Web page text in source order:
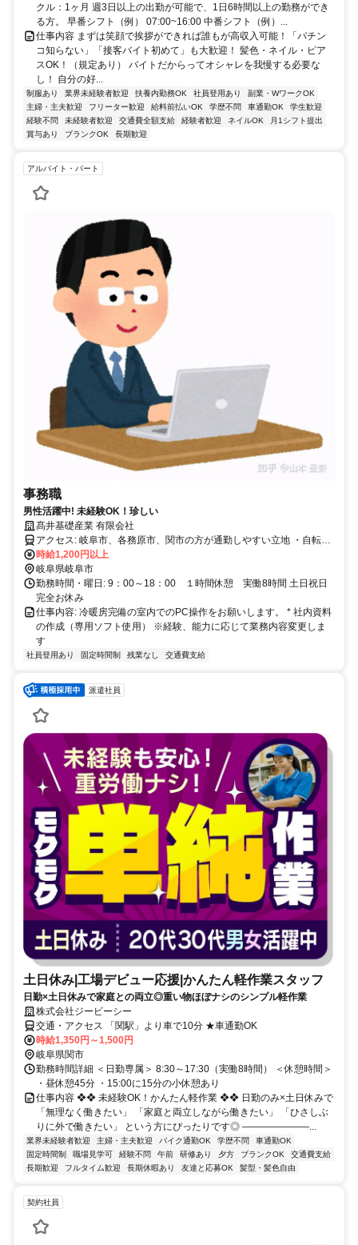
クル：1ヶ月 週3日以上の出勤が可能で、1日6時間以上の勤務ができ
る方。 早番シフト（例） 07:00~16:00 中番シフト（例）...
仕事内容 まずは笑顔で挨拶ができれば誰もが高収入可能！「パチン
コ知らない」「接客バイト初めて」も大歓迎！ 髪色・ネイル・ピア
スOK！（規定あり） バイトだからってオシャレを我慢する必要な
し！ 自分の好...
制服あり 業界未経験者歓迎 扶養内勤務OK 社員登用あり
副業・WワークOK
主婦・主夫歓迎
フリーター歓迎 給料前払いOK 学歴不問 車通勤OK
学生歓迎
経験不問
未経験者歓迎 交通費全額支給 経験者歓迎 ネイルOK
月1シフト提出
賞与あり
ブランクOK 長期歓迎
アルバイト・パート
事務職
男性活躍中! 未経験OK！珍しい
髙井基礎産業 有限会社
アクセス: 岐阜市、各務原市、関市の方が通勤しやすい立地 ・自転
車・バイク・車通勤OK
時給1,200円以上
岐阜県岐阜市
勤務時間・曜日: 9：00～18：00 １時間休憩 実働8時間 土日祝日
完全お休み
仕事内容: 冷暖房完備の室内でのPC操作をお願いします。 * 社内資料
の作成（専用ソフト使用） ※経験、能力に応じて業務内容変更しま
す
社員登用あり 固定時間制 残業なし 交通費支給
派遣社員
土日休み|工場デビュー応援|かんたん軽作業スタッフ
日勤×土日休みで家庭との両立◎重い物ほぼナシのシンプル軽作業
株式会社ジービーシー
交通・アクセス 「関駅」より車で10分 ★車通勤OK
時給1,350円～1,500円
岐阜県関市
勤務時間詳細 ＜日勤専属＞ 8:30～17:30（実働8時間） ＜休憩時間＞
・昼休憩45分 ・15:00に15分の小休憩あり
仕事内容 ❖❖ 未経験OK！かんたん軽作業 ❖❖ 日勤のみ×土日休みで
「無理なく働きたい」 「家庭と両立しながら働きたい」 「ひさしぶ
りに外で働きたい」 という方にぴったりです◎ ―――――――...
業界未経験者歓迎 主婦・主夫歓迎 バイク通勤OK 学歴不問
車通勤OK
固定時間制
職場見学可 経験不問 午前 研修あり 夕方 ブランクOK
交通費支給
長期歓迎
フルタイム歓迎 長期休暇あり 友達と応募OK 髪型・髪色自由
契約社員